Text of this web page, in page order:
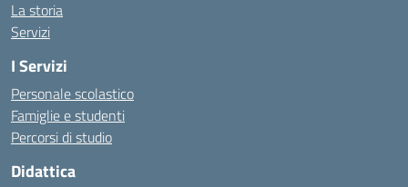
La storia
Servizi
I Servizi
Personale scolastico
Famiglie e studenti
Percorsi di studio
Didattica